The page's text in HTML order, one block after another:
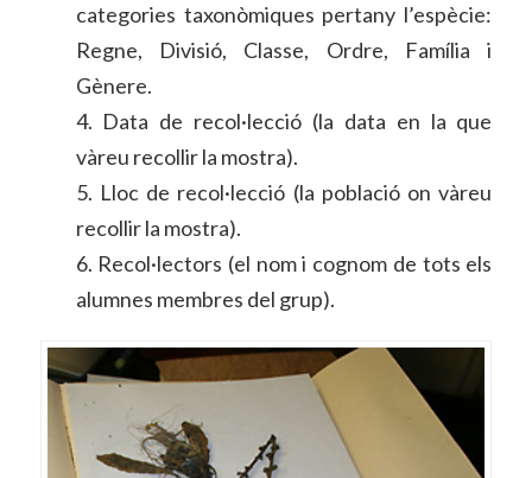
categories taxonòmiques pertany l’espècie:
Regne, Divisió, Classe, Ordre, Família i
Gènere.
4. Data de recol·lecció (la data en la que
vàreu recollir la mostra).
5. Lloc de recol·lecció (la població on vàreu
recollir la mostra).
6. Recol·lectors (el nom i cognom de tots els
alumnes membres del grup).